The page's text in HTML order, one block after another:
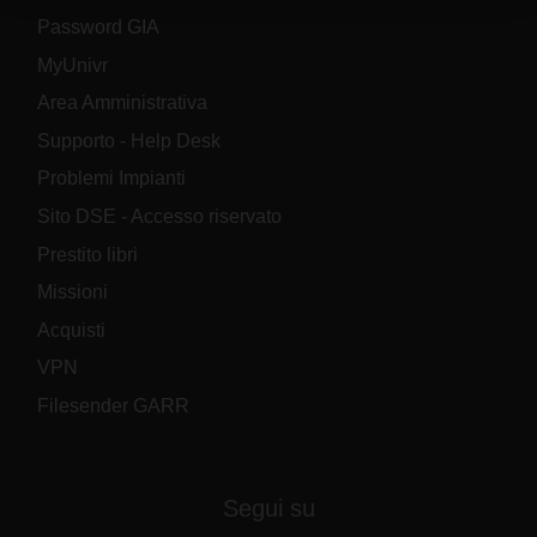
raccolto dal tuo utilizzo dei loro servizi.
Password GIA
MyUnivr
Area Amministrativa
Supporto - Help Desk
Problemi Impianti
Sito DSE - Accesso riservato
Prestito libri
Missioni
Acquisti
VPN
Filesender GARR
Segui su